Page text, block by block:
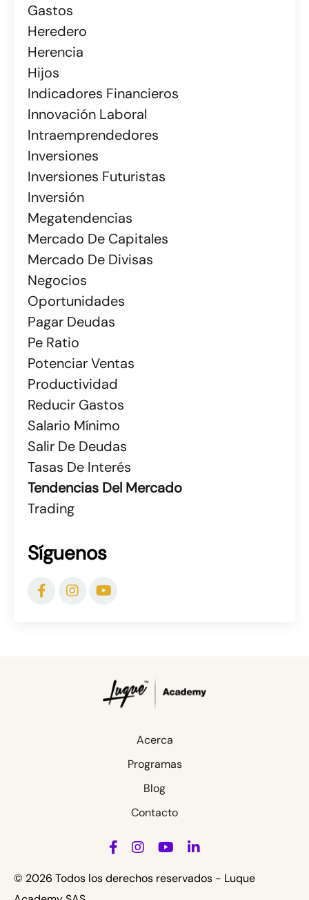
Gastos
Heredero
Herencia
Hijos
Indicadores Financieros
Innovación Laboral
Intraemprendedores
Inversiones
Inversiones Futuristas
Inversión
Megatendencias
Mercado De Capitales
Mercado De Divisas
Negocios
Oportunidades
Pagar Deudas
Pe Ratio
Potenciar Ventas
Productividad
Reducir Gastos
Salario Mínimo
Salir De Deudas
Tasas De Interés
Tendencias Del Mercado
Trading
Síguenos
Acerca
Programas
Blog
Contacto
© 2026 Todos los derechos reservados - Luque